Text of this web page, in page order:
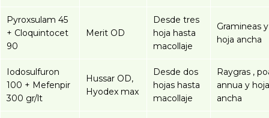
Pyroxsulam 45
+ Cloquintocet
90
Merit OD
Desde tres
hoja hasta
macollaje
Gramineas y
hoja ancha
Iodosulfuron
100 + Mefenpir
300 gr/lt
Hussar OD,
Hyodex max
Desde dos
hojas hasta
macollaje
Raygras ,
annua y hoja
ancha